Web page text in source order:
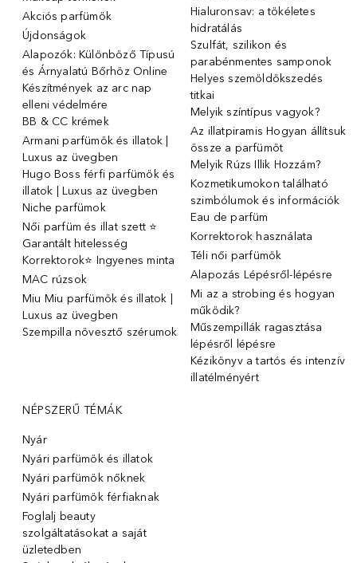
Akciós parfümök
Újdonságok
Alapozók: Különböző Típusú
és Árnyalatú Bőrhöz Online
Készítmények az arc nap
elleni védelmére
BB & CC krémek
Armani parfümök és illatok |
Luxus az üvegben
Hugo Boss férfi parfümök és
illatok | Luxus az üvegben
Niche parfümok
Női parfüm és illat szett ⭐
Garantált hitelesség
Korrektorok⭐ Ingyenes minta
MAC rúzsok
Miu Miu parfümök és illatok |
Luxus az üvegben
Szempilla növesztő szérumok
Hialuronsav: a tökéletes
hidratálás
Szulfát, szilikon és
parabénmentes samponok
Helyes szemöldökszedés
titkai
Melyik színtípus vagyok?
Az illatpiramis Hogyan állítsuk
össze a parfümöt
Melyik Rúzs Illik Hozzám?
Kozmetikumokon található
szimbólumok és információk
Eau de parfüm
Korrektorok használata
Téli női parfümök
Alapozás Lépésről-lépésre
Mi az a strobing és hogyan
működik?
Műszempillák ragasztása
lépésről lépésre
Kézikönyv a tartós és intenzív
illatélményért
NÉPSZERŰ TÉMÁK
Nyár
Nyári parfümök és illatok
Nyári parfümök nőknek
Nyári parfümök férfiaknak
Foglalj beauty
szolgáltatásokat a saját
üzletedben